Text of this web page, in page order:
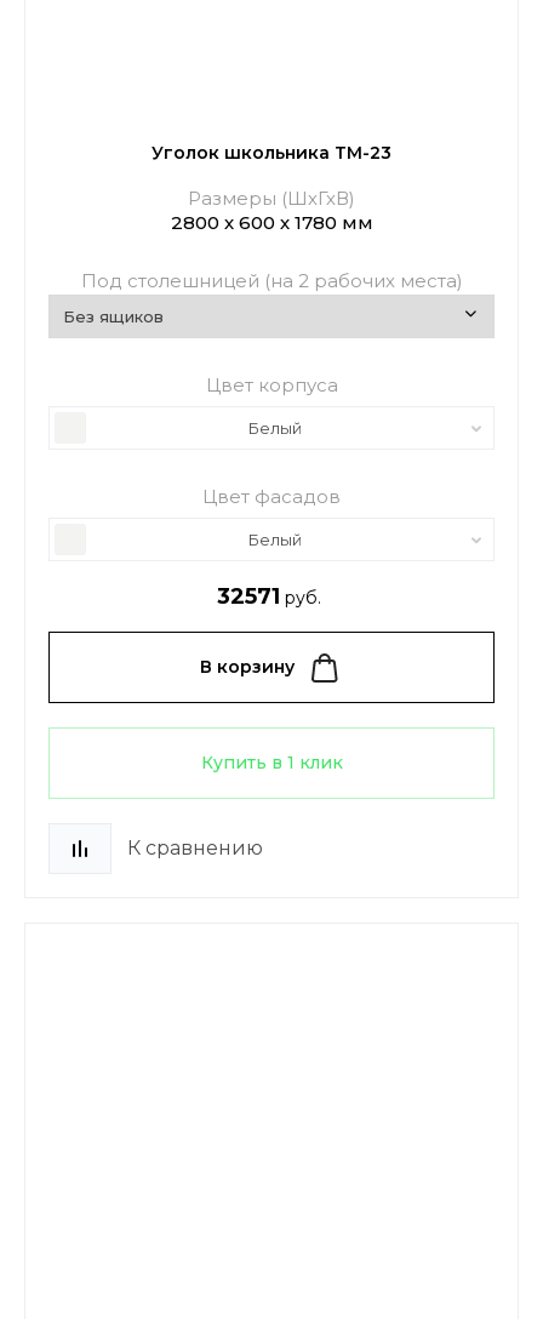
Уголок школьника ТМ-23
Размеры (ШхГхВ)
2800 х 600 х 1780 мм
Под столешницей (на 2 рабочих места)
Цвет корпуса
Белый
Цвет фасадов
Белый
32571 руб.
В корзину
Купить в 1 клик
К сравнению